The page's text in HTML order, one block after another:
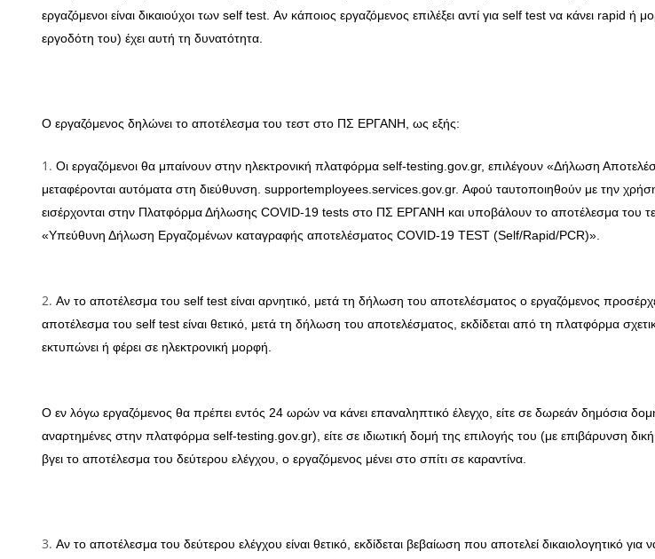
εργαζόμενοι είναι δικαιούχοι των self test. Αν κάποιος εργαζόμενος επιλέξει αντί για self test να κάνει rapid ή
εργοδότη του) έχει αυτή τη δυνατότητα.
Ο εργαζόμενος δηλώνει το αποτέλεσμα του τεστ στο ΠΣ ΕΡΓΑΝΗ, ως εξής:
Οι εργαζόμενοι θα μπαίνουν στην ηλεκτρονική πλατφόρμα self-testing.gov.gr, επιλέγουν «Δήλωση
μεταφέρονται αυτόματα στη διεύθυνση. supportemployees.services.gov.gr. Αφού ταυτοποιηθούν με την
εισέρχονται στην Πλατφόρμα Δήλωσης COVID-19 tests στο ΠΣ ΕΡΓΑΝΗ και υποβάλουν το αποτέλεσμα του
«Υπεύθυνη Δήλωση Εργαζομένων καταγραφής αποτελέσματος COVID-19 TEST (Self/Rapid/PCR)».
Αν το αποτέλεσμα του self test είναι αρνητικό, μετά τη δήλωση του αποτελέσματος ο εργαζόμενος
αποτέλεσμα του self test είναι θετικό, μετά τη δήλωση του αποτελέσματος, εκδίδεται από τη πλατφόρμα
εκτυπώνει ή φέρει σε ηλεκτρονική μορφή.
Ο εν λόγω εργαζόμενος θα πρέπει εντός 24 ωρών να κάνει επαναληπτικό έλεγχο, είτε σε δωρεάν δημόσια
αναρτημένες στην πλατφόρμα self-testing.gov.gr), είτε σε ιδιωτική δομή της επιλογής του (με επιβάρυνση
βγει το αποτέλεσμα του δεύτερου ελέγχου, ο εργαζόμενος μένει στο σπίτι σε καραντίνα.
Αν το αποτέλεσμα του δεύτερου ελέγχου είναι θετικό, εκδίδεται βεβαίωση που αποτελεί δικαιολογητικό για